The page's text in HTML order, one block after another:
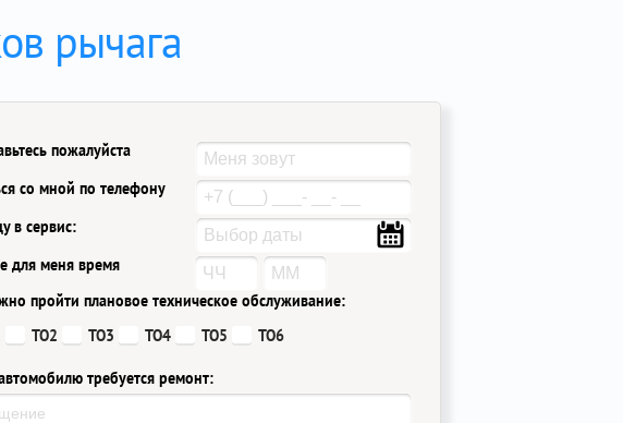
рычага
пожалуйста
со мной по телефону
в сервис:
для меня время
пройти плановое техническое обслуживание:
ТО2 ТО3 ТО4 ТО5 ТО6
требуется ремонт: